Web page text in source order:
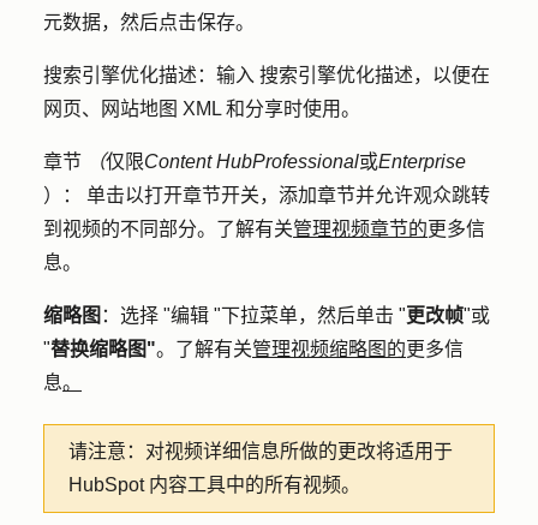
元数据，然后点击保存。
搜索引擎优化描述： 输入 搜索引擎优化描述，以便在
网页、网站地图 XML 和分享时使用。
章节 （仅限Content HubProfessional或Enterprise
）
： 单击以打开章节开关，添加章节并允许观众跳转
到视频的不同部分。了解有关管理视频章节的更多信
息。
缩略图 ：选择 "编辑 "下拉菜单，然后单击 "更改帧"或
"替换缩略图"。了解有关管理视频缩略图的更多信
息。
请注意： 对视频详细信息所做的更改将适用于
HubSpot 内容工具中的所有视频。